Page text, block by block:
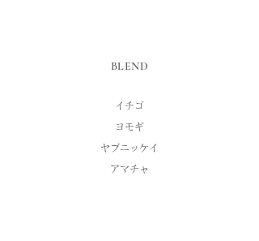
BLEND
イチゴ
ヨモギ
ヤブニッケイ
​アマチャ